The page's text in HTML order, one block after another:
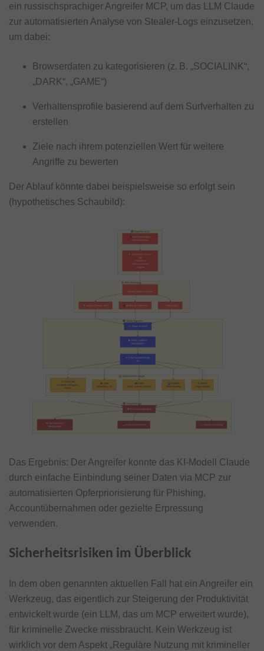
ein russischsprachiger Angreifer MCP, um das LLM Claude
zur automatisierten Analyse von Stealer-Logs einzusetzen,
um dabei:
Browserdaten zu kategorisieren (z. B. „SOCIALINK“,
„DARK“, „GAME“)
Verhaltensprofile basierend auf dem Surfverhalten zu
erstellen
Ziele nach ihrem potenziellen Wert für weitere
Angriffe zu bewerten
Der Ablauf könnte dabei beispielsweise so erfolgt sein
(hypothetisches Schaubild):
Das Ergebnis: Der Angreifer konnte das KI-Modell Claude
durch einfache Einbindung seiner Daten via MCP zur
automatisierten Opferpriorisierung für Phishing,
Accountübernahmen oder gezielte Erpressung
verwenden.
Sicherheitsrisiken im Überblick
In dem oben genannten aktuellen Fall hat ein Angreifer ein
Werkzeug, das eigentlich zur Steigerung der Produktivität
entwickelt wurde (ein LLM, das um MCP erweitert wurde),
für kriminelle Zwecke missbraucht. Kein Werkzeug ist
wirklich vor dem Aspekt „Reguläre Nutzung mit krimineller